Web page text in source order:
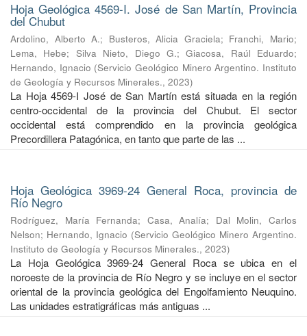
Hoja Geológica 4569-I. José de San Martín, Provincia
del Chubut
Ardolino, Alberto A.; Busteros, Alicia Graciela; Franchi, Mario;
Lema, Hebe; Silva Nieto, Diego G.;Giacosa, Raúl Eduardo;
Hernando, Ignacio (Servicio Geológico Minero Argentino. Instituto
de Geología y Recursos Minerales., 2023)
La Hoja 4569-I José de San Martín está situada en la región
centro-occidental de la provincia del Chubut. El sector
occidental está comprendido en la provincia geológica
Precordillera Patagónica, en tanto que parte de las ...
Hoja Geológica 3969-24 General Roca, provincia de
Río Negro
Rodríguez, María Fernanda; Casa, Analía; Dal Molin, Carlos
Nelson; Hernando, Ignacio (Servicio Geológico Minero Argentino.
Instituto de Geología y Recursos Minerales., 2023)
La Hoja Geológica 3969-24 General Roca se ubica en el
noroeste de la provincia de Río Negro y se incluye en el sector
oriental de la provincia geológica del Engolfamiento Neuquino.
Las unidades estratigráficas más antiguas ...